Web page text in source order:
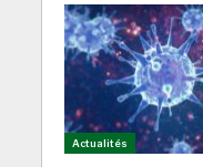
Actualités